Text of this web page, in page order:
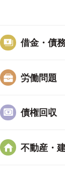
借金・債
労働問題
債権回収
不動産・